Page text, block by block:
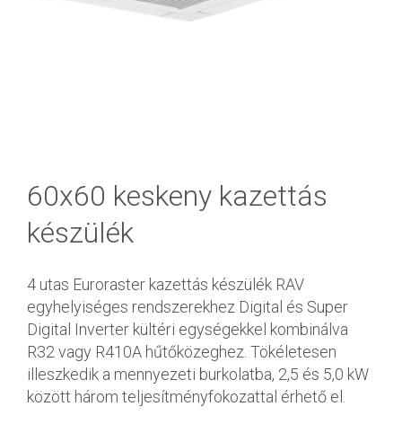
60x60 keskeny kazettás
készülék
4 utas Euroraster kazettás készülék RAV
egyhelyiséges rendszerekhez Digital és Super
Digital Inverter kültéri egységekkel kombinálva
R32 vagy R410A hűtőközeghez. Tökéletesen
illeszkedik a mennyezeti burkolatba, 2,5 és 5,0 kW
között három teljesítményfokozattal érhető el.